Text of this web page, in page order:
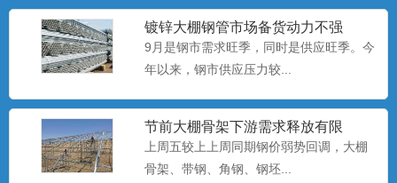
镀锌大棚钢管​市场备货动力不强
9月是钢市需求旺季，同时是供应旺季。今
年以来，钢市供应压力较...
节前大棚骨架下游需求释放有限
上周五较上上周同期钢价弱势回调，大棚
骨架、​带钢、角钢、钢坯...
节给开放式或半开放式畜禽...
养殖大棚厂家
养殖大棚也称暖棚养殖，是指在寒冷的季
节给开放式或半开放式畜禽...